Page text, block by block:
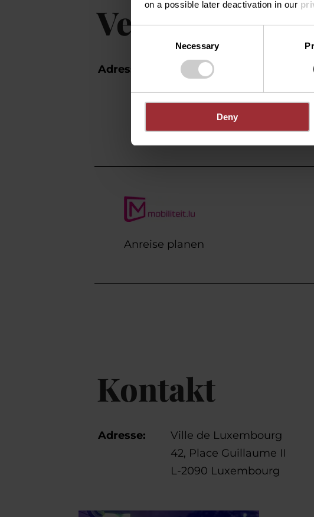
on a possible later deactivation in our
Consent
Necessary
Deny
Adresse:
Place d'Armes,
L-1136 Luxembourg
Anreise planen
Kontakt
Adresse:
Ville de Luxembourg
42, Place Guillaume II
L-2090 Luxembourg